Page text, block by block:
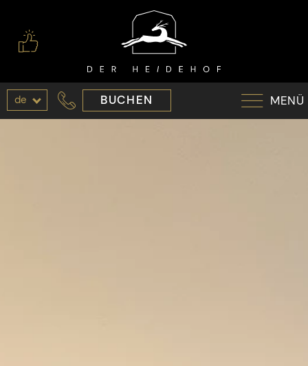
MENÜ
de BUCHEN